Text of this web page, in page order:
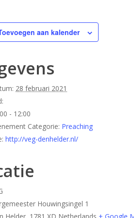
aan kalender
28 februari 2021
- 12:00
Categorie: Preaching
http://veg-denhelder.nl/
Houwingsingel 1